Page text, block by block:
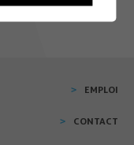
EMPLOI
CONTACT